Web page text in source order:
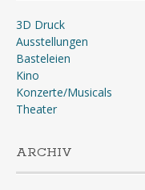
3D Druck
Ausstellungen
Basteleien
Kino
Konzerte/Musicals
Theater
ARCHIV